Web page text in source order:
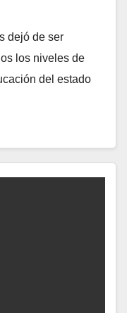
dejó de ser
los niveles de
del estado